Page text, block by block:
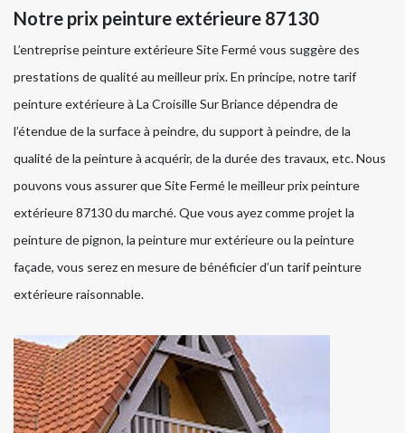
Notre prix peinture extérieure 87130
L’entreprise peinture extérieure Site Fermé vous suggère des
prestations de qualité au meilleur prix. En principe, notre tarif
peinture extérieure à La Croisille Sur Briance dépendra de
l’étendue de la surface à peindre, du support à peindre, de la
qualité de la peinture à acquérir, de la durée des travaux, etc. Nous
pouvons vous assurer que Site Fermé le meilleur prix peinture
extérieure 87130 du marché. Que vous ayez comme projet la
peinture de pignon, la peinture mur extérieure ou la peinture
façade, vous serez en mesure de bénéficier d’un tarif peinture
extérieure raisonnable.